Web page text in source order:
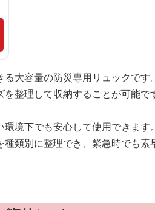
大容量の防災専用リュックです。
整理して収納することが可能で
境下でも安心して使用できます。
類別に整理でき、緊急時でも素